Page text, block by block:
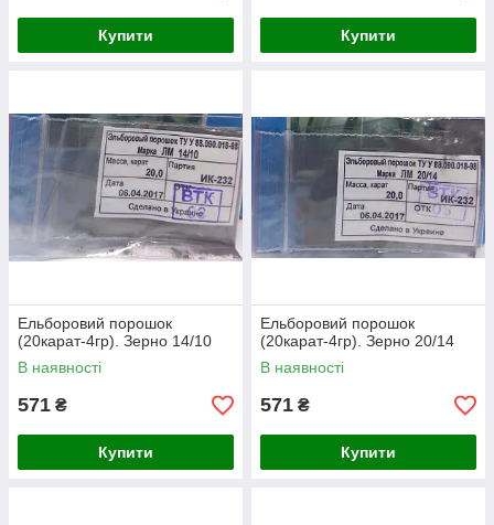
Купити Купити
Ельборовий порошок
(20карат-4гр). Зерно 14/10
В наявності
571 ₴
Купити
Ельборовий порошок
(20карат-4гр). Зерно 20/14
В наявності
571 ₴
Купити